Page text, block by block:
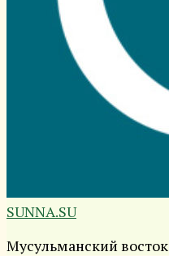
SUNNA.SU
Мусульманский восток